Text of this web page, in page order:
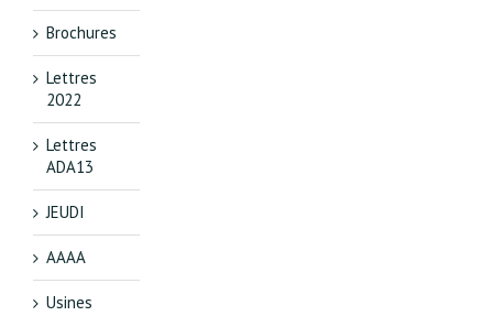
Brochures
Lettres
2022
Lettres
ADA13
JEUDI
AAAA
Usines